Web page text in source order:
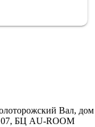
Вал, дом
БЦ AU-ROOM